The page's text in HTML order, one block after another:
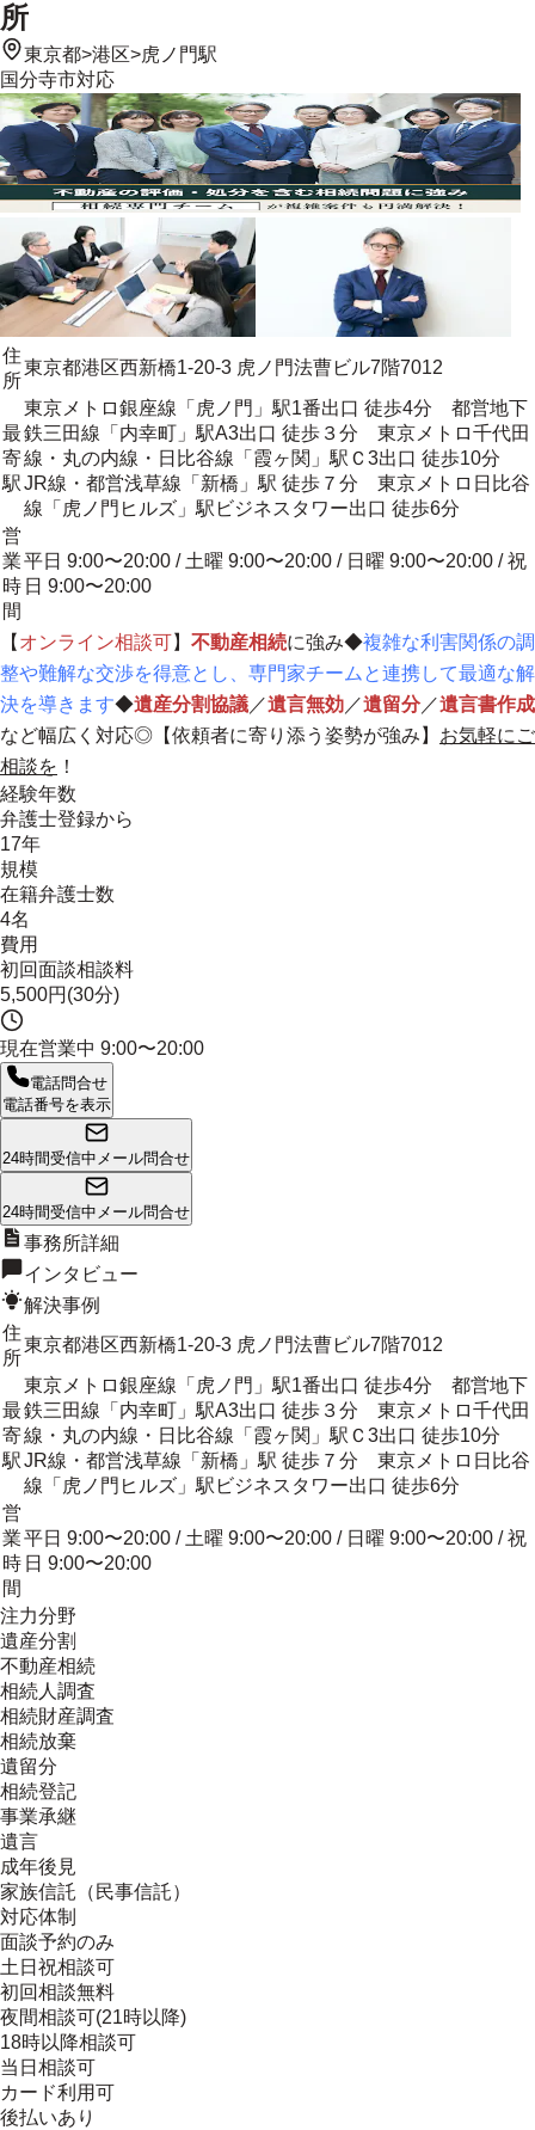
所
東京都>港区>虎ノ門駅
国分寺市対応
住
所
東京都港区西新橋1-20-3 虎ノ門法曹ビル7階7012
最
寄
駅
東京メトロ銀座線「虎ノ門」駅1番出口 徒歩4分 都営地下
鉄三田線「内幸町」駅A3出口 徒歩３分 東京メトロ千代田
線・丸の内線・日比谷線「霞ヶ関」駅Ｃ3出口 徒歩10分
JR線・都営浅草線「新橋」駅 徒歩７分 東京メトロ日比谷
線「虎ノ門ヒルズ」駅ビジネスタワー出口 徒歩6分
営
業
時
間
平日 9:00〜20:00 / 土曜 9:00〜20:00 / 日曜 9:00〜20:00 / 祝
日 9:00〜20:00
【 オンライン相談可】 不動産相続に強み◆複雑な利害関係の調
整や難解な交渉を得意とし、専門家チームと連携して最適な解
決を導きます◆遺産分割協議 ／遺言無効 ／遺留分／遺言書作成
など幅広く対応◎【依頼者に寄り添う姿勢が強み 】 お気軽にご
相談を ！
経験年数
弁護士登録から
17年
規模
在籍弁護士数
4名
費用
初回面談相談料
5,500円(30分)
現在営業中 9:00〜20:00
電話問合せ
電話番号を表示
24時間受信中 メール問合せ
24時間受信中 メール問合せ
事務所詳細
インタビュー
解決事例
住
所
東京都港区西新橋1-20-3 虎ノ門法曹ビル7階7012
最
寄
駅
東京メトロ銀座線「虎ノ門」駅1番出口 徒歩4分 都営地下
鉄三田線「内幸町」駅A3出口 徒歩３分 東京メトロ千代田
線・丸の内線・日比谷線「霞ヶ関」駅Ｃ3出口 徒歩10分
JR線・都営浅草線「新橋」駅 徒歩７分 東京メトロ日比谷
線「虎ノ門ヒルズ」駅ビジネスタワー出口 徒歩6分
営
業
時
間
平日 9:00〜20:00 / 土曜 9:00〜20:00 / 日曜 9:00〜20:00 / 祝
日 9:00〜20:00
注力分野
遺産分割
不動産相続
相続人調査
相続財産調査
相続放棄
遺留分
相続登記
事業承継
遺言
成年後見
家族信託（民事信託）
対応体制
面談予約のみ
土日祝相談可
初回相談無料
夜間相談可(21時以降)
18時以降相談可
当日相談可
カード利用可
後払いあり